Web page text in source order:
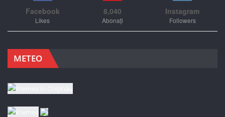
Facebook
Likes
8,040
Abonați
Instagram
Followers
METEO